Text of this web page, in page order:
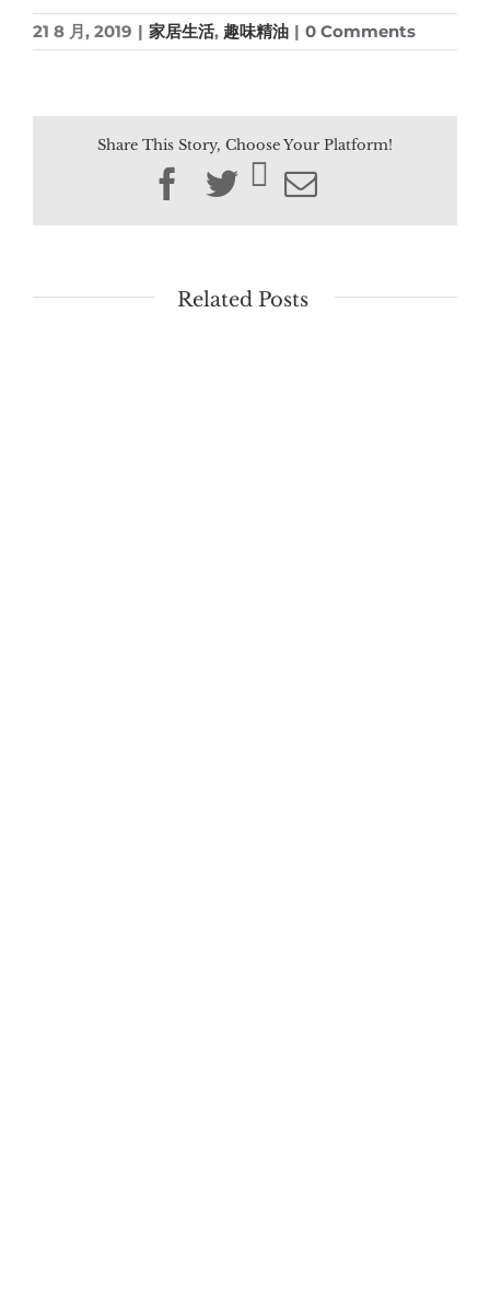
21 8 月, 2019 | 家居生活, 趣味精油 | 0 Comments
Share This Story, Choose Your Platform!
Facebook
TwitterEmail
Related Posts